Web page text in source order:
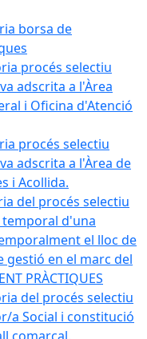
borsa de
procés selectiu
adscrita a l'Àrea
i Oficina d'Atenció
procés selectiu
adscrita a l'Àrea de
i Acollida.
del procés selectiu
d'una
el lloc de
gestió en el marc del
PRÀCTIQUES
del procés selectiu
a Social i constitució